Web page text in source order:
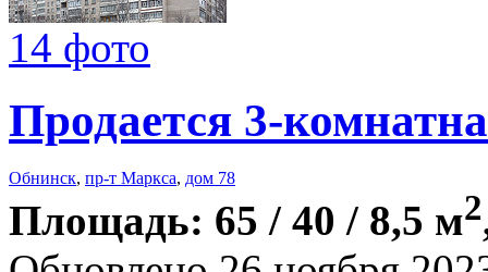
14 фото
Продается 3-
Обнинск, пр-т Маркса, дом 78
Площадь: 65 / 40 / 8,5 м2